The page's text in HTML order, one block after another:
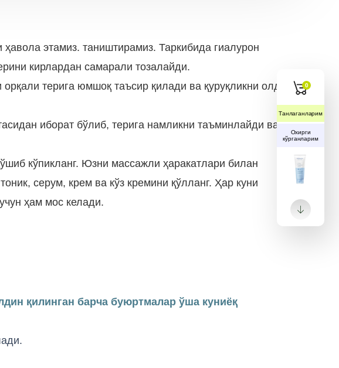
ҳавола этамиз. таништирамиз. Таркибида гиалурон
кирлардан самарали тозалайди.
терига юмшоқ таъсир қилади ва қуруқликни олдини
иборат бўлиб, терига намликни таъминлайди ва
кўпикланг. Юзни массажли ҳаракатлари билан
серум, крем ​​ва кўз кремини қўлланг. Ҳар куни
ҳам мос келади.
қилинган барча буюртмалар ўша куниёқ
0
Танлаганларим
Охирги
кўрганларим